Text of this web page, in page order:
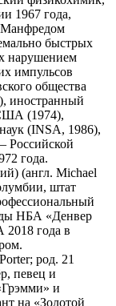
1967 года,
Манфредом
быстрых
нарушением
импульсов
общества
иностранный
(1974),
(INSA, 1986),
Российской
года.
(англ. Michael
штат
НБА «Денвер
2018 года в
род. 21
певец и
и
на «Золотой